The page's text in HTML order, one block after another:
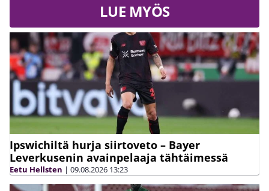
LUE MYÖS
Ipswichiltä hurja siirtoveto – Bayer
Leverkusenin avainpelaaja tähtäimessä
Eetu Hellsten | 09.08.2026 13:23